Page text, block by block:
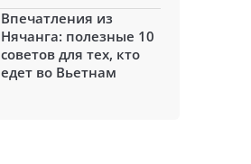
Впечатления из
Нячанга: полезные 10
советов для тех, кто
едет во Вьетнам